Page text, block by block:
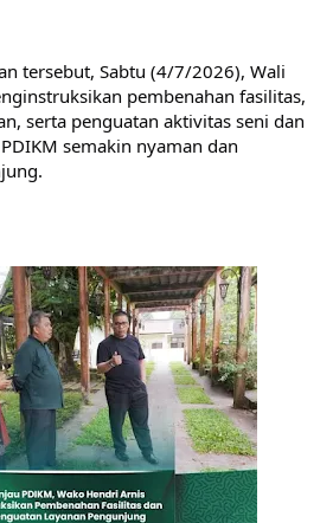
tersebut, Sabtu (4/7/2026), Wali
pembenahan fasilitas,
serta penguatan aktivitas seni dan
semakin nyaman dan